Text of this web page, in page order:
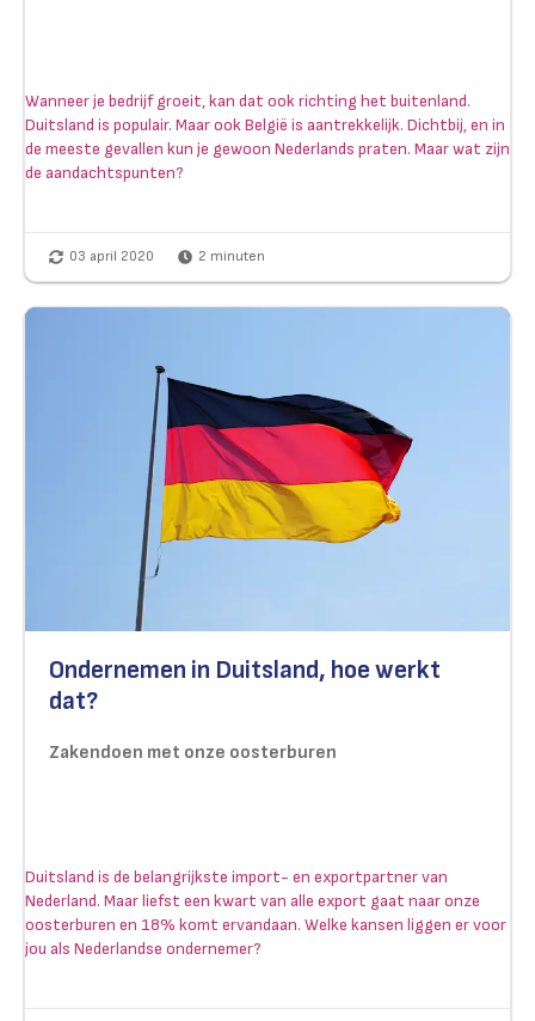
Wanneer je bedrijf groeit, kan dat ook richting het buitenland.
Duitsland is populair. Maar ook België is aantrekkelijk. Dichtbij, en in
de meeste gevallen kun je gewoon Nederlands praten. Maar wat zijn
de aandachtspunten?
03 april 2020 2 minuten
Ondernemen in Duitsland, hoe werkt
dat?
Zakendoen met onze oosterburen
Duitsland is de belangrijkste import- en exportpartner van
Nederland. Maar liefst een kwart van alle export gaat naar onze
oosterburen en 18% komt ervandaan. Welke kansen liggen er voor
jou als Nederlandse ondernemer?